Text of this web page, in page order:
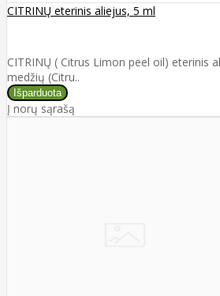
CITRINŲ eterinis aliejus, 5 ml
CITRINŲ ( Citrus Limon peel oil) eterinis
medžių (Citru..
Į norų sąrašą